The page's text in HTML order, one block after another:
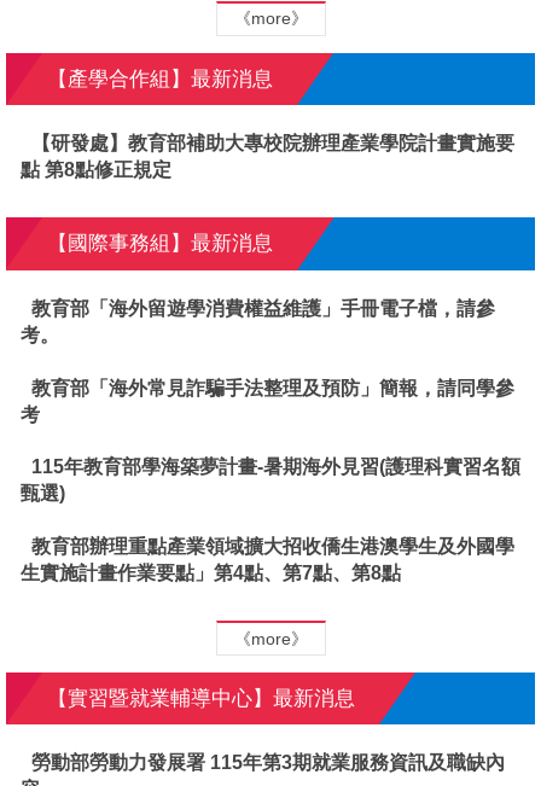
《more》
【產學合作組】最新消息
【研發處】教育部補助大專校院辦理產業學院計畫實施要
點 第8點修正規定
【國際事務組】最新消息
教育部「海外留遊學消費權益維護」手冊電子檔，請參
考。
教育部「海外常見詐騙手法整理及預防」簡報，請同學參
考
115年教育部學海築夢計畫-暑期海外見習(護理科實習名額
甄選)
教育部辦理重點產業領域擴大招收僑生港澳學生及外國學
生實施計畫作業要點」第4點、第7點、第8點
《more》
【實習暨就業輔導中心】最新消息
勞動部勞動力發展署 115年第3期就業服務資訊及職缺內